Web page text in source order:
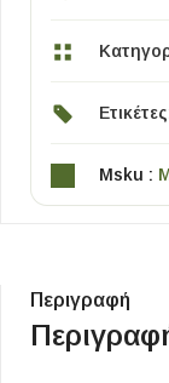
Msku :
Περιγραφή